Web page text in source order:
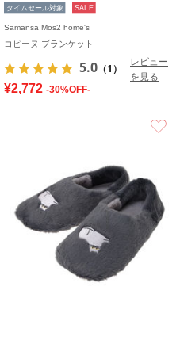
タイムセール対象 SALE
Samansa Mos2 home's
コピーヌ ブランケット
5.0 （1）
レビュー
を見る
¥2,772 -30%OFF-